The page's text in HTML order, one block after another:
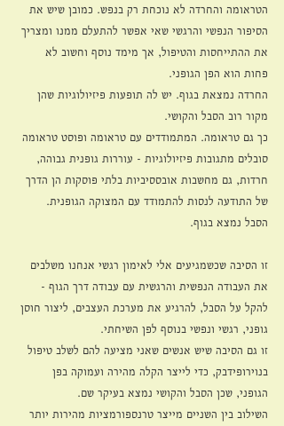
הטראומה והחרדה לא נוכחת רק בנפש. כמובן שיש את
הסיפור הנפשי והרגשי שאי אפשר להתעלם ממנו ומצריך
את ההתייחסות והטיפול, אך מימד נוסף וחשוב לא
פחות הוא הפן הגופני.
החרדה נמצאת בגוף. יש לה תופעות פיזיולוגיות שהן
מקור רוב הסבל והקושי.
כך גם טראומה. המתמודדים עם טראומה ופוסט טראומה
סובלים מתגובות פיזיולוגיות - עוררות גופנית גבוהה,
חרדות, גם מחשבות אובססיביות בלתי פוסקות הן הדרך
של התודעה לנסות להתמודד עם המצוקה הגופנית.
הסבל נמצא בגוף.
זו הסיבה שכשמגיעים אלי לאימון רגשי אנחנו משלבים
את העבודה הנפשית והרגשית עם עבודה דרך הגוף -
להקל על הסבל, להרגיע את מערכת העצבים, ליצור חוסן
גופני, רגשי ונפשי בנוסף לפן השיחתי.
זו גם הסיבה שיש אנשים שאני מציעה להם לשלב טיפול
בנוירופידבק, כדי לייצר הקלה מהירה ועמוקה בפן
הגופני, שכן הסבל והקושי נמצא בעיקר שם.
השילוב בין השניים מייצר טרנספורמציות מהירות יותר